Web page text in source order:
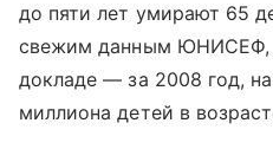
до пяти лет умирают 65
свежим данным ЮНИСЕФ,
докладе — за 2008 год,
миллиона детей в